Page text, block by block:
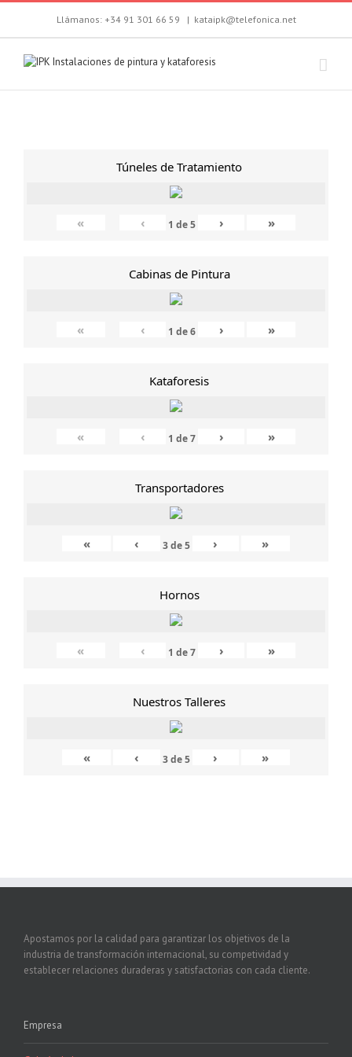
Llámanos: +34 91 301 66 59 | kataipk@telefonica.net
Túneles de Tratamiento
« ‹ 1 de5 › »
Cabinas de Pintura
« ‹ 1 de6 › »
Kataforesis
« ‹ 1 de7 › »
Transportadores
« ‹ 3de5 › »
Hornos
« ‹ 1 de7 › »
Nuestros Talleres
« ‹ 3de5 › »
Apostamos por la calidad para garantizar los objetivos de la
industria de transformación internacional, su competividad y
establecer relaciones duraderas y satisfactorias con cada cliente.
Empresa